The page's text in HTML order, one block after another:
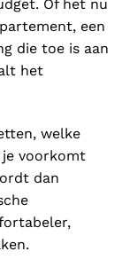
Of het nu
een
die toe is aan
het
welke
voorkomt
dan